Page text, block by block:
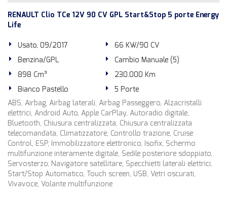
RENAULT Clio TCe 12V 90 CV GPL Start&Stop 5 porte Energy
Life
Usato, 09/2017
66 KW/90 CV
Benzina/GPL
Cambio Manuale (5)
898 Cm³
230.000 Km
Bianco Pastello
5 Porte
ABS, Airbag, Airbag laterali, Airbag Passeggero, Alzacristalli
elettrici, Android Auto, Apple CarPlay, Autoradio digitale,
Bluetooth, Chiusura centralizzata, Chiusura centralizzata
telecomandata, Climatizzatore, Controllo trazione, Cruise
Control, ESP, Immobilizzatore elettronico, Isofix, Schermo
multifunzione interamente digitale, Sedile posteriore sdoppiato,
Servosterzo, Navigatore satellitare, Specchietti laterali elettrici,
Start/Stop Automatico, Touch screen, USB, Vetri oscurati,
Vivavoce, Volante multifunzione